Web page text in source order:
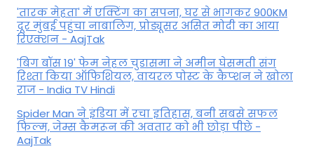
'तारक मेहता' में एक्टिंग का सपना, घर से भागकर 900KM
दूर मुंबई पहुंचा नाबालिग, प्रोड्यूसर असित मोदी का आया
रिएक्शन - AajTak
'बिग बॉस 19' फेम नेहल चुडासमा ने अमीन घेसमती संग
रिश्ता किया ऑफिशियल, वायरल पोस्ट के कैप्शन ने खोला
राज - India TV Hindi
Spider Man ने इंडिया में रचा इतिहास, बनी सबसे सफल
फिल्म, जेम्स कैमरून की अवतार को भी छोड़ा पीछे -
AajTak